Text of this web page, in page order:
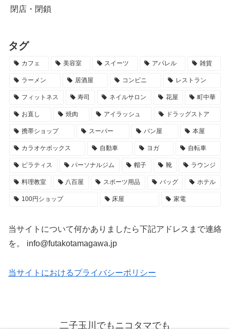
閉店・閉鎖
タグ
カフェ 美容室 スイーツ アパレル 雑貨
ラーメン 居酒屋 コンビニ レストラン
フィットネス 寿司 ネイルサロン 花屋 町中華
お直し 焼肉 アイラッシュ ドラッグストア
携帯ショップ スーパー パン屋 本屋
カラオケボックス 自動車 ヨガ 自転車
ピラティス パーソナルジム 帽子 靴 ラウンジ
料理教室 八百屋 スポーツ用品 バッグ ホテル
100円ショップ 床屋 家電
当サイトについて何かありましたら下記アドレスまで連絡
を。 info@futakotamagawa.jp
当サイトにおけるプライバシーポリシー
二子玉川でもニコタマでも